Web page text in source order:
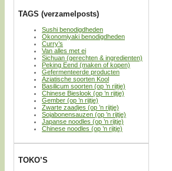
TAGS (verzamelposts)
Sushi benodigdheden
Okonomiyaki benodigdheden
Curry’s
Van alles met ei
Sichuan (gerechten & ingredienten)
Peking Eend (maken of kopen)
Gefermenteerde producten
Aziatische soorten Kool
Basilicum soorten (op ’n rijtje)
Chinese Bieslook (op ’n rijtje)
Gember (op ’n rijtje)
Zwarte zaadjes (op ’n rijtje)
Sojabonensauzen (op ’n rijtje)
Japanse noodles (op ’n rijtje)
Chinese noodles (op ’n rijtje)
TOKO’S